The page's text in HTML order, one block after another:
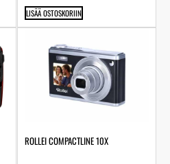
LISÄÄ OSTOSKORIIN
ROLLEI COMPACTLINE 10X